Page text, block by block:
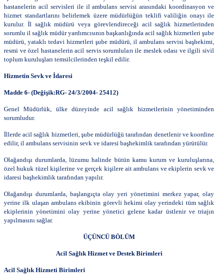
hastanelerin acil servisleri ile il ambulans servisi arasındaki koordinasyon ve
hizmet standartlarını belirlemek üzere müdürlüğün teklifi valiliğin onayı ile
kurulur. İl sağlık müdürü veya görevlendireceği acil sağlık hizmetlerinden
sorumlu il sağlık müdür yardımcısının başkanlığında acil sağlık hizmetleri şube
müdürü, yataklı tedavi hizmetleri şube müdürü, il ambulans servisi başhekimi,
resmi ve özel hastanelerin acil servis sorumluları ile meslek odası ve ilgili sivil
toplum kuruluşları temsilcilerinden teşkil edilir.
Hizmetin Sevk ve İdaresi
Madde 6- (Değişik:RG- 24/3/2004- 25412)
Genel Müdürlük, ülke düzeyinde acil sağlık hizmetlerinin yönetiminden
sorumludur.
İllerde acil sağlık hizmetleri, şube müdürlüğü tarafından denetlenir ve koordine
edilir, il ambulans servisinin sevk ve idaresi başhekimlik tarafından yürütülür.
Olağandışı durumlarda, lüzumu halinde bütün kamu kurum ve kuruluşlarına,
özel hukuk tüzel kişilerine ve gerçek kişilere ait ambulans ve ekiplerin sevk ve
idaresi başhekimlik tarafından yapılır.
Olağandışı durumlarda, başlangıçta olay yeri yönetimini merkez yapar, olay
yerine ilk ulaşan ambulans ekibinin görevli hekimi olay yerindeki tüm sağlık
ekiplerinin yönetimini olay yerine yönetici gelene kadar üstlenir ve triajın
yapılmasını sağlar.
ÜÇÜNCÜ BÖLÜM
Acil Sağlık Hizmet ve Destek Birimleri
Acil Sağlık Hizmeti Birimleri